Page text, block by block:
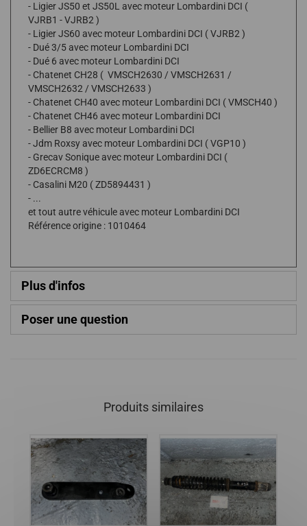
- Ligier JS50 et JS50L avec moteur Lombardini DCI (
VJRB1 - VJRB2 )
- Ligier JS60 avec moteur Lombardini DCI ( VJRB2 )
- Dué 3/5 avec moteur Lombardini DCI
- Dué 6 avec moteur Lombardini DCI
- Chatenet CH28 ( VMSCH2630 / VMSCH2631 /
VMSCH2632 / VMSCH2633 )
- Chatenet CH40 avec moteur Lombardini DCI ( VMSCH40 )
- Chatenet CH46 avec moteur Lombardini DCI
- Bellier B8 avec moteur Lombardini DCI
- Jdm Roxsy avec moteur Lombardini DCI ( VGP10 )
- Grecav Sonique avec moteur Lombardini DCI (
ZD6ECRCM8 )
- Casalini M20 ( ZD5894431 )
- ...
et tout autre véhicule avec moteur Lombardini DCI
Référence origine : 1010464
Plus d'infos
Poser une question
Produits similaires